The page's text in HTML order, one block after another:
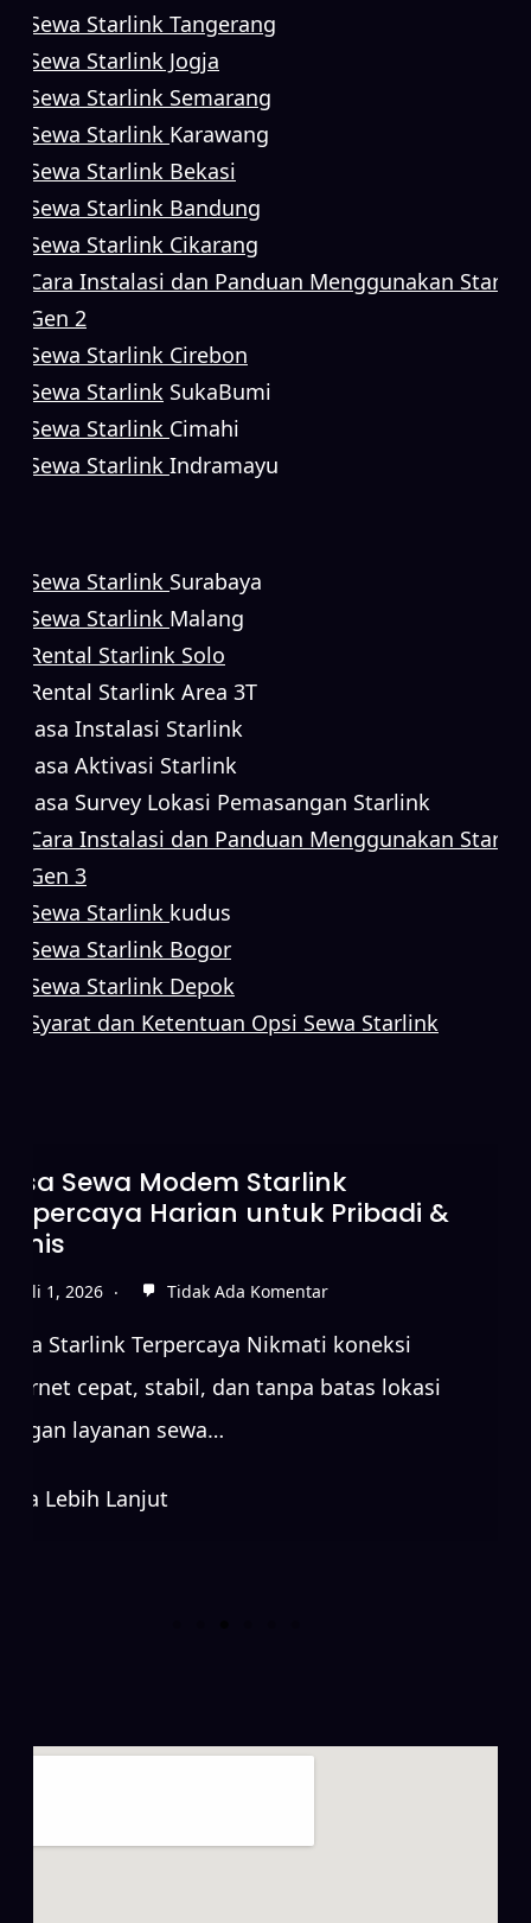
Sewa Starlink Tangerang
Sewa Starlink Jogja
Sewa Starlink Semarang
Sewa Starlink Karawang
Sewa Starlink Bekasi
Sewa Starlink Bandung
Sewa Starlink Cikarang
Cara Instalasi dan Panduan Menggunakan
Gen 2
Sewa Starlink Cirebon
Sewa Starlink SukaBumi
Sewa Starlink Cimahi
Sewa Starlink Indramayu
Sewa Starlink Surabaya
Sewa Starlink Malang
Rental Starlink Solo
Rental Starlink Area 3T
Jasa Instalasi Starlink
Jasa Aktivasi Starlink
Jasa Survey Lokasi Pemasangan Starlink
Cara Instalasi dan Panduan Menggunakan
Gen 3
Sewa Starlink kudus
Sewa Starlink Bogor
Sewa Starlink Depok
Syarat dan Ketentuan Opsi Sewa Starlink
Starlink Tanpa DP untuk
Internet Cepat
Juni 15, 2026
cepat, stabil, dan tanpa batas lokasi
layanan sewa…